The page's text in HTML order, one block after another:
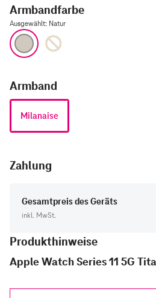
Armbandfarbe
Ausgewählt: Natur
Natur
Armband
Milanaise
Zahlung
Gesamtpreis des Geräts
inkl. MwSt.
Produkthinweise
Apple Watch Series 11 5G